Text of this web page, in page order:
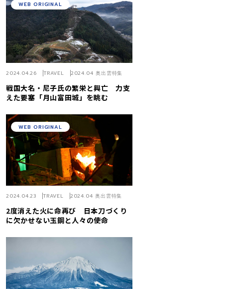
戦国大名・尼子氏の繁栄と興亡 力支
えた要塞「月山富田城」を眺む
2024.04.26 TRAVEL 2024.04 奥出雲特集
WEB ORIGINAL
2度消えた火に命再び 日本刀づくり
に欠かせない玉鋼と人々の使命
2024.04.23 TRAVEL 2024.04 奥出雲特集
WEB ORIGINAL